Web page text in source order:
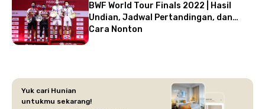
BWF World Tour Finals 2022 | Hasil
Undian, Jadwal Pertandingan, dan
Cara Nonton
Yuk cari Hunian
untukmu sekarang!